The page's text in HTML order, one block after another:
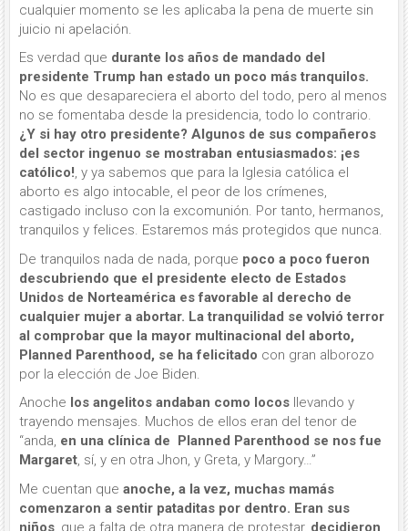
cualquier momento se les aplicaba la pena de muerte sin
juicio ni apelación.
Es verdad que durante los años de mandado del
presidente Trump han estado un poco más tranquilos.
No es que desapareciera el aborto del todo, pero al menos
no se fomentaba desde la presidencia, todo lo contrario.
¿Y si hay otro presidente? Algunos de sus compañeros
del sector ingenuo se mostraban entusiasmados: ¡es
católico!, y ya sabemos que para la Iglesia católica el
aborto es algo intocable, el peor de los crímenes,
castigado incluso con la excomunión. Por tanto, hermanos,
tranquilos y felices. Estaremos más protegidos que nunca.
De tranquilos nada de nada, porque poco a poco fueron
descubriendo que el presidente electo de Estados
Unidos de Norteamérica es favorable al derecho de
cualquier mujer a abortar. La tranquilidad se volvió terror
al comprobar que la mayor multinacional del aborto,
Planned Parenthood, se ha felicitado con gran alborozo
por la elección de Joe Biden.
Anoche los angelitos andaban como locos llevando y
trayendo mensajes. Muchos de ellos eran del tenor de
“anda, en una clínica de Planned Parenthood se nos fue
Margaret, sí, y en otra Jhon, y Greta, y Margory…”
Me cuentan que anoche, a la vez, muchas mamás
comenzaron a sentir pataditas por dentro. Eran sus
niños , que a falta de otra manera de protestar, decidieron